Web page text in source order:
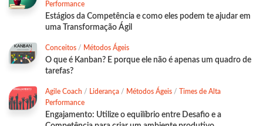
Performance
Estágios da Competência e como eles podem te ajudar em
uma Transformação Ágil
Conceitos / Métodos Ágeis
O que é Kanban? E porque ele não é apenas um quadro de
tarefas?
Agile Coach / Liderança / Métodos Ágeis /
Times de Alta
Performance
Engajamento: Utilize o equilíbrio entre Desafio e a